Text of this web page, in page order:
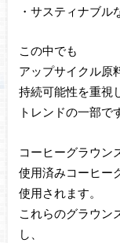
・サスティナブル
この中でも
アップサイクル原
持続可能性を重視
トレンドの一部で
コーヒーグラウン
使用済みコーヒー
使用されます。
これらのグラウン
し、